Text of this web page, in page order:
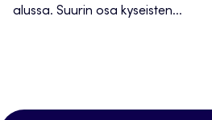
alussa. Suurin osa kyseisten...